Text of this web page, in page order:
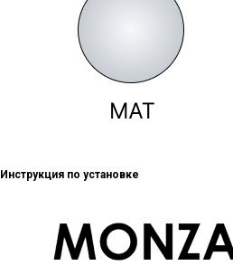
Инструкция по установке